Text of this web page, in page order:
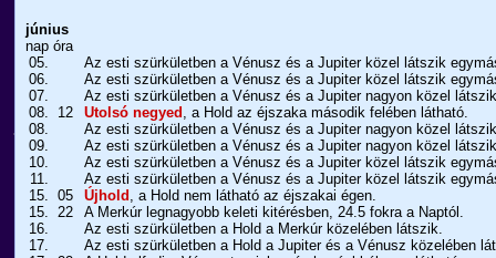
június
nap óra
05.
Az esti szürkületben a Vénusz és a Jupiter közel látszik
06.
Az esti szürkületben a Vénusz és a Jupiter közel látszik
07.
Az esti szürkületben a Vénusz és a Jupiter nagyon közel
08.
12 Utolsó negyed , a Hold az éjszaka második felében látható.
08.
Az esti szürkületben a Vénusz és a Jupiter nagyon közel
09.
Az esti szürkületben a Vénusz és a Jupiter nagyon közel
10.
Az esti szürkületben a Vénusz és a Jupiter közel látszik
11.
Az esti szürkületben a Vénusz és a Jupiter közel látszik
15.
05 Újhold , a Hold nem látható az éjszakai égen.
15.
22
A Merkúr legnagyobb keleti kitérésben, 24.5 fokra a Naptól.
16.
Az esti szürkületben a Hold a Merkúr közelében látszik.
17.
Az esti szürkületben a Hold a Jupiter és a Vénusz közelében